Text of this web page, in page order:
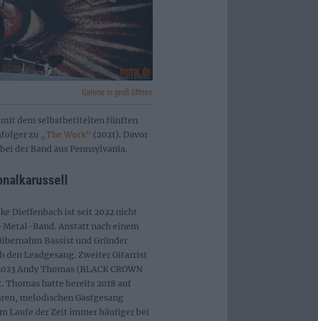
Galerie in groß öffnen
mit dem selbstbetitelten fünften
zu „The Work“ (2021). Davor
der Band aus Pennsylvania.
Dieffenbach ist seit 2022 nicht
Band. Anstatt nach einem
Bassist und Gründer
den Leadgesang. Zweiter Gitarrist
Andy Thomas (BLACK CROWN
Thomas hatte bereits 2018 auf
melodischen Gastgesang
Laufe der Zeit immer häufiger bei